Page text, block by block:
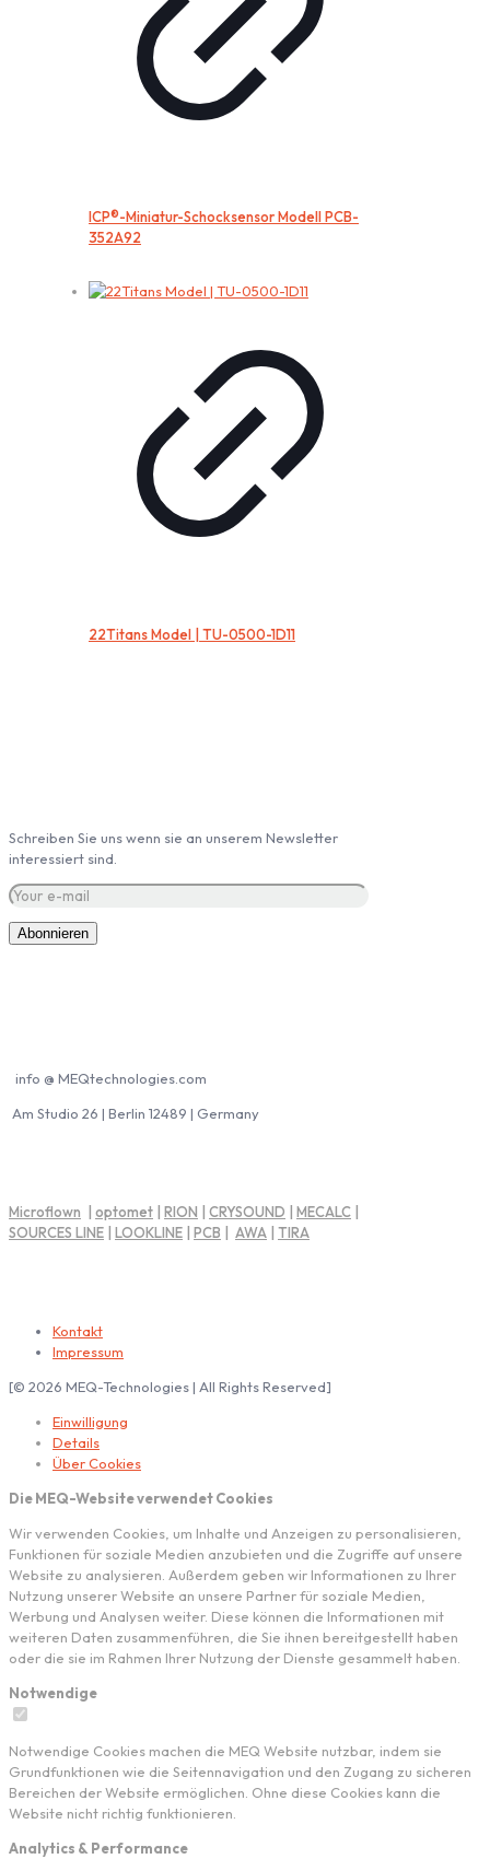
ICP®-Miniatur-Schocksensor Modell PCB-
352A92
22Titans Model | TU-0500-1D11
Schreiben Sie uns wenn sie an unserem Newsletter
interessiert sind.
info @ MEQtechnologies.com
Am Studio 26 | Berlin 12489 | Germany
Microflown optomet RION CRYSOUND MECALC
SOURCES LINE
LOOKLINE PCB AWA TIRA
Kontakt
Impressum
[© 2026 MEQ-Technologies | All Rights Reserved]
Einwilligung
Details
Über Cookies
Die MEQ-Website verwendet Cookies
Wir verwenden Cookies, um Inhalte und Anzeigen zu personalisieren,
Funktionen für soziale Medien anzubieten und die Zugriffe auf unsere
Website zu analysieren. Außerdem geben wir Informationen zu Ihrer
Nutzung unserer Website an unsere Partner für soziale Medien,
Werbung und Analysen weiter. Diese können die Informationen mit
weiteren Daten zusammenführen, die Sie ihnen bereitgestellt haben
oder die sie im Rahmen Ihrer Nutzung der Dienste gesammelt haben.
Notwendige
Notwendige Cookies machen die MEQ Website nutzbar, indem sie
Grundfunktionen wie die Seitennavigation und den Zugang zu sicheren
Bereichen der Website ermöglichen. Ohne diese Cookies kann die
Website nicht richtig funktionieren.
Analytics & Performance